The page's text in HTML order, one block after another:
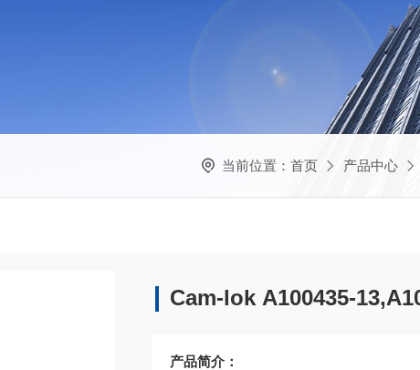
当前位置： 首页 产品中心
Cam-lok A100435-
产品简介：